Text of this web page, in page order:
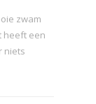
zwam
heeft een
niets